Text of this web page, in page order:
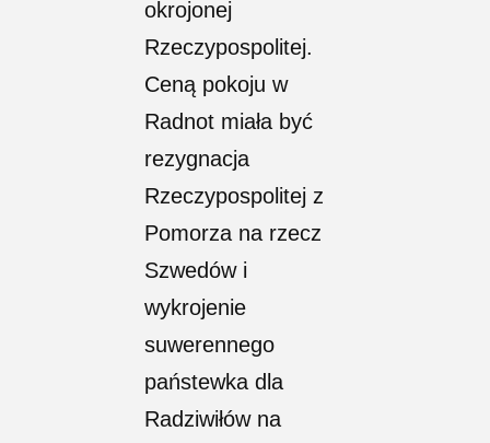
okrojonej
Rzeczypospolitej.
Ceną pokoju w
Radnot miała być
rezygnacja
Rzeczypospolitej z
Pomorza na rzecz
Szwedów i
wykrojenie
suwerennego
państewka dla
Radziwiłów na